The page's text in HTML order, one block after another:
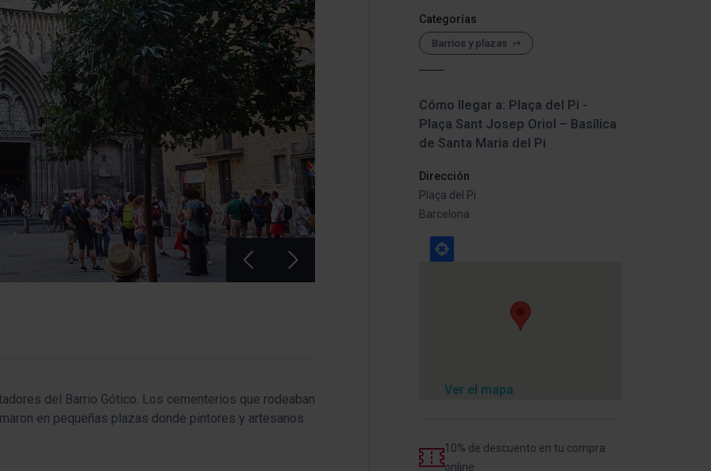
del Barrio Gótico. Los cementerios que rodeaban
en pequeñas plazas donde pintores y artesanos
Categorías
Barrios y plazas
Cómo llegar a: Plaça del Pi -
Plaça Sant Josep Oriol – Basílica
de Santa Maria del Pi
Dirección
Plaça del Pi
Barcelona
Ver el mapa
10% de descuento en tu compra
online